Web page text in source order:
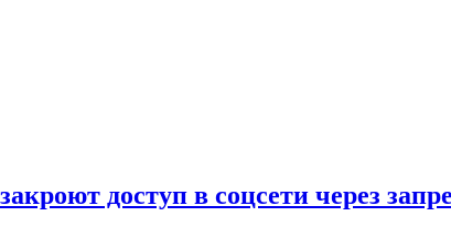
доступ в соцсети через